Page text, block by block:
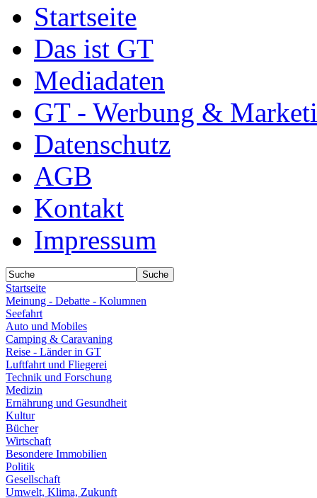
Startseite
Das ist GT
Mediadaten
GT - Werbung &
Datenschutz
AGB
Kontakt
Impressum
Startseite
Meinung - Debatte - Kolumnen
Seefahrt
Auto und Mobiles
Camping & Caravaning
Reise - Länder in GT
Luftfahrt und Fliegerei
Technik und Forschung
Medizin
Ernährung und Gesundheit
Kultur
Bücher
Wirtschaft
Besondere Immobilien
Politik
Gesellschaft
Umwelt, Klima, Zukunft